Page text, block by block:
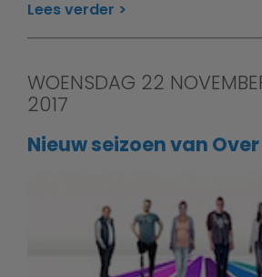
Lees verder
WOENSDAG 22
2017
Nieuw seizoen van